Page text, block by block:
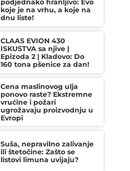
podjednako hranljivo: Evo
koje je na vrhu, a koje na
dnu liste!
CLAAS EVION 430
ISKUSTVA sa njive |
Epizoda 2 | Kladovo: Do
160 tona pšenice za dan!
Cena maslinovog ulja
ponovo raste? Ekstremne
vrućine i požari
ugrožavaju proizvodnju u
Evropi
Suša, nepravilno zalivanje
ili štetočine: Zašto se
listovi limuna uvijaju?